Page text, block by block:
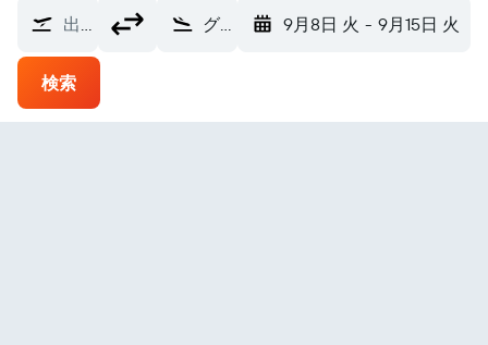
出発地 グランド・ジャンクション地域空港 (GJT) 9月8日 火 - 9月15日 火
検索